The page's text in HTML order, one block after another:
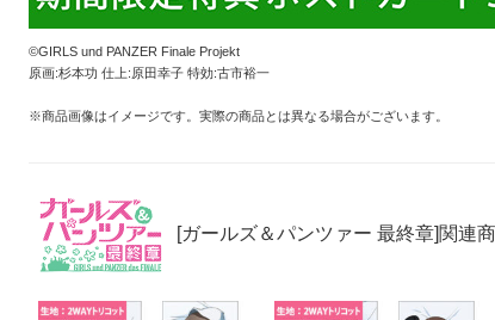
©GIRLS und PANZER Finale Projekt
原画:杉本功 仕上:原田幸子 特効:古市裕一
※商品画像はイメージです。実際の商品とは異なる場合がございます。
[ガールズ＆パンツァー 最終章]関連